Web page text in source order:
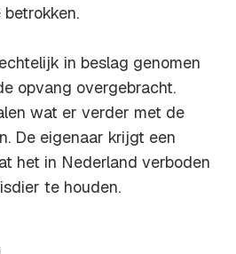
betrokken.
in beslag genomen
opvang overgebracht.
wat er verder met de
De eigenaar krijgt een
het in Nederland verboden
te houden.